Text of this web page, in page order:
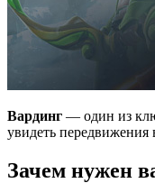
Вардинг — один из
увидеть передвижения
Зачем нужен